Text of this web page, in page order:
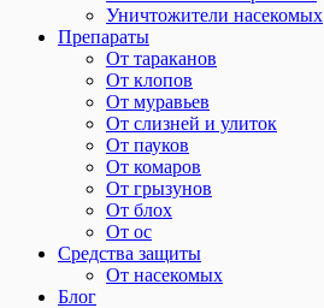
Уничтожители насекомых
Препараты
От тараканов
От клопов
От муравьев
От слизней и улиток
От пауков
От комаров
От грызунов
От блох
От ос
Средства защиты
От насекомых
Блог